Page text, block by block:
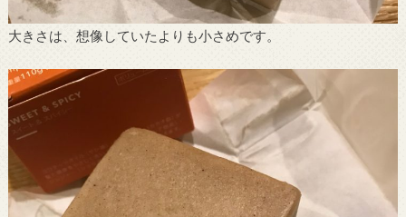
大きさは、想像していたよりも小さめです。